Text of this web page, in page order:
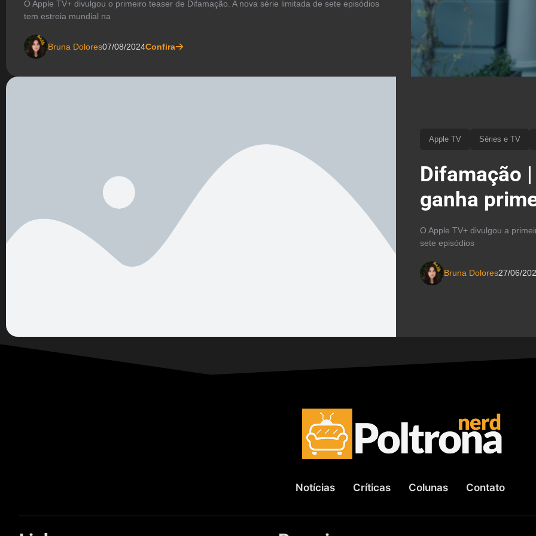
O Apple TV+ divulgou o primeiro teaser de Difamação. A nova série limitada de sete episódios
tem estreia mundial na
Bruna Dolores07/08/2024Confira
Apple TV Séries e TV
Difamação
ganha
O Apple TV+ divulgou a
sete episódios
Bruna Dolores27/06/
Notícias Críticas Colunas Contato